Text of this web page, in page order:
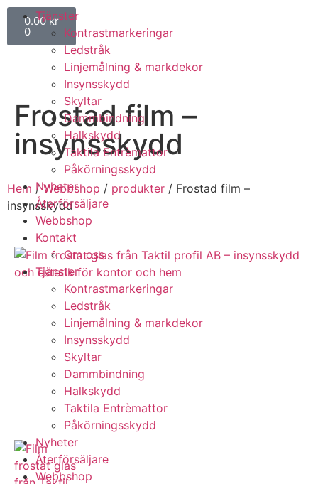
0.00kr
0
Tjänster
Kontrastmarkeringar
Ledstråk
Linjemålning & markdekor
Insynsskydd
Skyltar
Dammbindning
Halkskydd
Taktila Entrèmattor
Påkörningsskydd
Nyheter
Återförsäljare
Webbshop
Kontakt
Om oss
Tjänster
Kontrastmarkeringar
Ledstråk
Linjemålning & markdekor
Insynsskydd
Skyltar
Dammbindning
Halkskydd
Taktila Entrèmattor
Påkörningsskydd
Nyheter
Återförsäljare
Webbshop
Frostad film –
insynsskydd
Hem /Webbshop / produkter / Frostad film –
insynsskydd